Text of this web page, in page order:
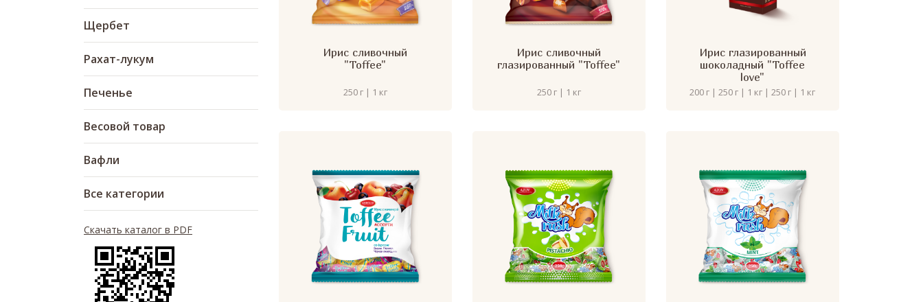
Щербет
Рахат-лукум
Печенье
Весовой товар
Вафли
Все категории
Скачать каталог в PDF
Ирис сливочный
"Toffee"
250 г | 1 кг
Ирис сливочный
глазированный "Toffee"
250 г | 1 кг
Ирис глазированный
шоколадный "Toffee
love"
200 г | 250 г | 1 кг | 250 г | 1 кг